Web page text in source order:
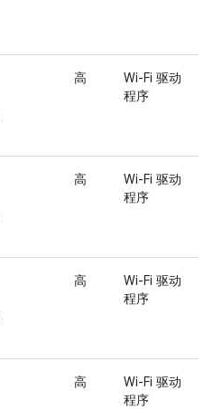
高
Wi-Fi 驱动
程序
高
Wi-Fi 驱动
程序
高
Wi-Fi 驱动
程序
高
Wi-Fi 驱动
程序